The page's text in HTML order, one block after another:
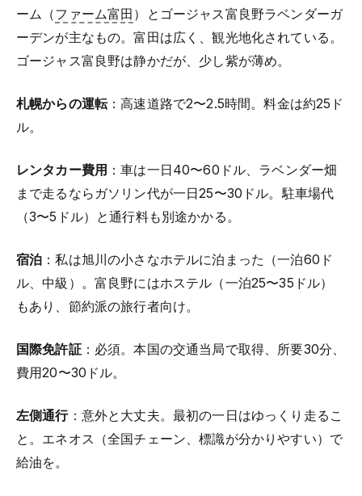
ーム（ファーム富田 ）とゴージャス富良野ラベンダーガ
ーデンが主なもの。富田は広く、観光地化されている。
ゴージャス富良野は静かだが、少し紫が薄め。
札幌からの運転：高速道路で2〜2.5時間。料金は約25ド
ル。
レンタカー費用 ：車は一日40〜60ドル、ラベンダー畑
まで走るならガソリン代が一日25〜30ドル。駐車場代
（3〜5ドル）と通行料も別途かかる。
宿泊 ：私は旭川の小さなホテルに泊まった（一泊60ド
ル、中級）。富良野にはホステル（一泊25〜35ドル）
もあり、節約派の旅行者向け。
国際免許証：必須。本国の交通当局で取得、所要30分、
費用20〜30ドル。
左側通行：意外と大丈夫。最初の一日はゆっくり走るこ
と。エネオス（全国チェーン、標識が分かりやすい）で
給油を。